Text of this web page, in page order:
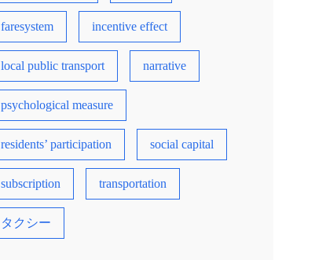
faresystem incentive effect
local public transport narrative
psychological measure
residents’ participation social capital
subscription transportation
タクシー